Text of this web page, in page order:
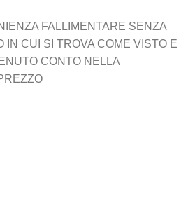
FALLIMENTARE SENZA
IN CUI SI TROVA COME VISTO E
CONTO NELLA